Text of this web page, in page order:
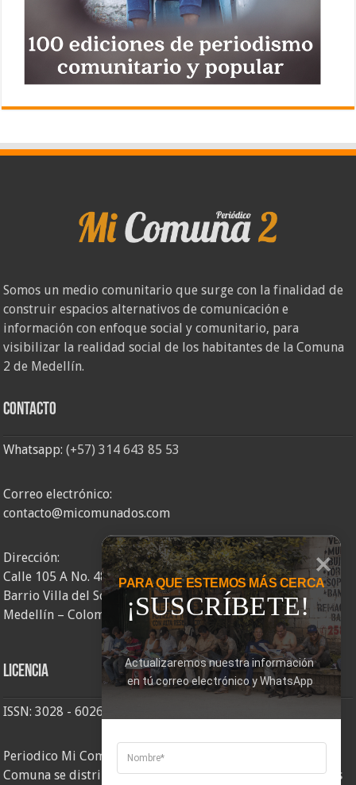
Somos un medio comunitario que surge con la finalidad de
construir espacios alternativos de comunicación e
información con enfoque social y comunitario, para
visibilizar la realidad social de los habitantes de la Comuna
2 de Medellín.
Contacto
Whatsapp:(+57) 314 643 85 53
Correo electrónico:
contacto@micomunados.com
Dirección:
Calle 105 A No. 48AA – 58
Barrio Villa del Socorro
Medellín – Colombia
Licencia
ISSN: 3028 - 6026
Periodico Mi Comuna 2, elaborado por Corporación Mi
Comuna se distribuye bajo unaLicencia Creative Commons
PARA QUE ESTEMOS MÁS CERCA
¡SUSCRÍBETE!
Actualizaremos nuestra información
en tú correo electrónico y WhatsApp